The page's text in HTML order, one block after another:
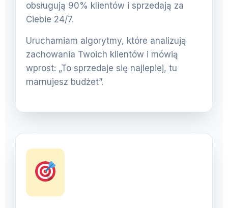
obsługują 90% klientów i sprzedają za
Ciebie 24/7.
Uruchamiam algorytmy, które analizują
zachowania Twoich klientów i mówią
wprost: „To sprzedaje się najlepiej, tu
marnujesz budżet”.